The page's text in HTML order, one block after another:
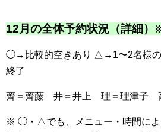
12月の全体予約状況（詳細）
◯→比較的空きあり △→1〜2名様
終了
齊＝齊藤 井＝井上 理＝理津子
※ ◯・△でも、メニュー・時間によ